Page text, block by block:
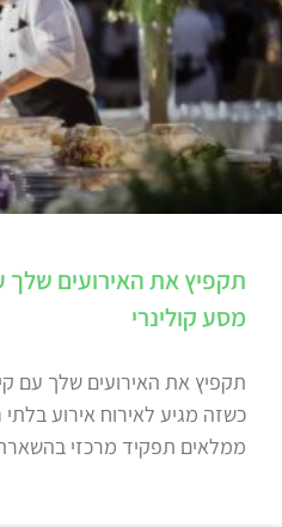
תקפיץ את האירועים שלך
מסע קולינרי
תקפיץ את האירועים שלך עם
כשזה מגיע לאירוח אירוע
ממלאים תפקיד מרכזי